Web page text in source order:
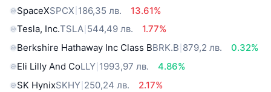
SpaceXSPCX 186,35 лв.
13.61%
Tesla, Inc.TSLA 544,49 лв.
1.77%
Berkshire Hathaway Inc Class BBRK.B 879,2 лв.
0.32%
Eli Lilly And CoLLY 1993,97 лв.
4.86%
SK HynixSKHY 250,24 лв.
2.17%